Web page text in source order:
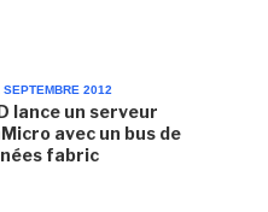
SEPTEMBRE 2012
lance un serveur
avec un bus de
fabric